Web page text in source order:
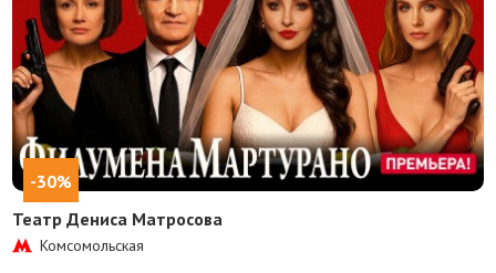
-30%
Театр Дениса Матросова
Комсомольская